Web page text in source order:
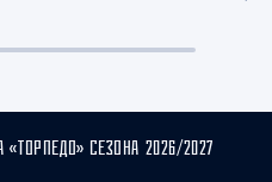
СЕЗОНА 2026/2027